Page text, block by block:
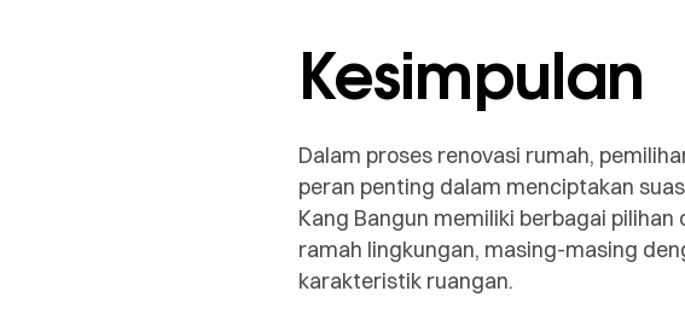
Kesimpulan
Dalam proses renovasi rumah,
peran penting dalam menciptakan
Kang Bangun memiliki berbagai
ramah lingkungan, masing-masing
karakteristik ruangan.